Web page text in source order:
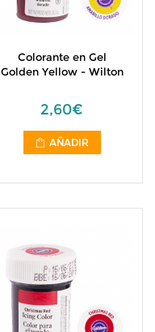
Colorante en Gel
Golden Yellow - Wilton
2,60€
AÑADIR